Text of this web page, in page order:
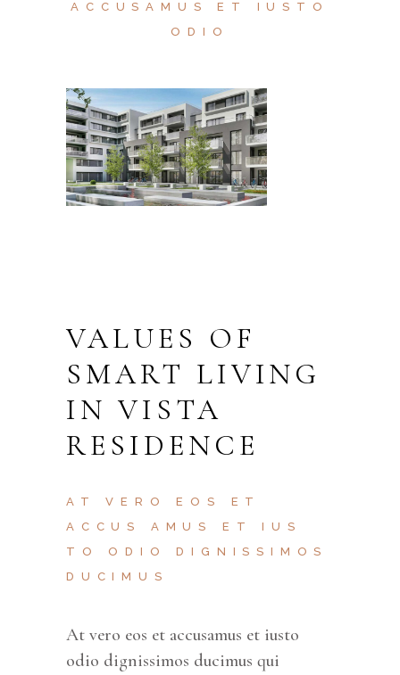
ACCUSAMUS ET IUSTO
ODIO
VALUES OF
SMART LIVING
IN VISTA
RESIDENCE
AT VERO EOS ET
ACCUS AMUS ET IUS
TO ODIO DIGNISSIMOS
DUCIMUS
At vero eos et accusamus et iusto
odio dignissimos ducimus qui